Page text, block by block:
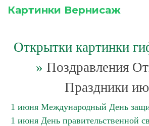
Картинки Вернисаж
Открытки картинки
» Поздравления
Праздники
1 июня Международный День
1 июня День правительственной